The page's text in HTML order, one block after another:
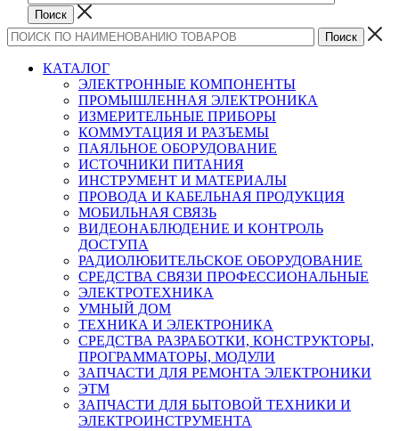
КАТАЛОГ
ЭЛЕКТРОННЫЕ КОМПОНЕНТЫ
ПРОМЫШЛЕННАЯ ЭЛЕКТРОНИКА
ИЗМЕРИТЕЛЬНЫЕ ПРИБОРЫ
КОММУТАЦИЯ И РАЗЪЕМЫ
ПАЯЛЬНОЕ ОБОРУДОВАНИЕ
ИСТОЧНИКИ ПИТАНИЯ
ИНСТРУМЕНТ И МАТЕРИАЛЫ
ПРОВОДА И КАБЕЛЬНАЯ ПРОДУКЦИЯ
МОБИЛЬНАЯ СВЯЗЬ
ВИДЕОНАБЛЮДЕНИЕ И КОНТРОЛЬ
ДОСТУПА
РАДИОЛЮБИТЕЛЬСКОЕ ОБОРУДОВАНИЕ
СРЕДСТВА СВЯЗИ ПРОФЕССИОНАЛЬНЫЕ
ЭЛЕКТРОТЕХНИКА
УМНЫЙ ДОМ
ТЕХНИКА И ЭЛЕКТРОНИКА
СРЕДСТВА РАЗРАБОТКИ, КОНСТРУКТОРЫ,
ПРОГРАММАТОРЫ, МОДУЛИ
ЗАПЧАСТИ ДЛЯ РЕМОНТА ЭЛЕКТРОНИКИ
ЭТМ
ЗАПЧАСТИ ДЛЯ БЫТОВОЙ ТЕХНИКИ И
ЭЛЕКТРОИНСТРУМЕНТА